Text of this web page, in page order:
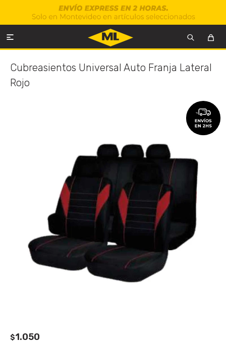

Cubreasientos Universal Auto Franja Lateral
Rojo
$1.050